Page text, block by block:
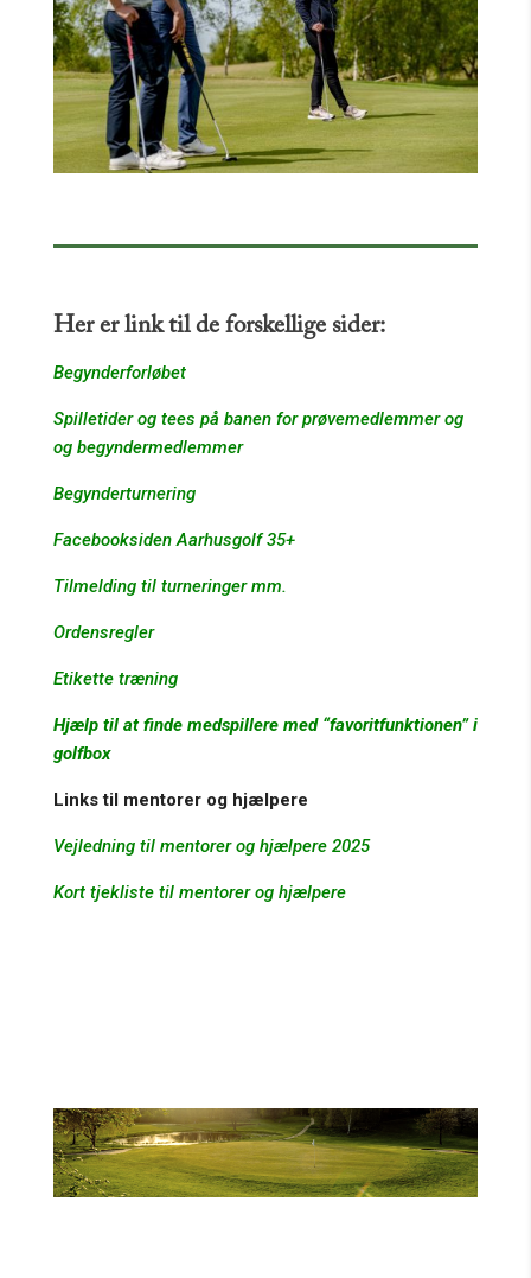
Her er link til de forskellige sider:
Begynderforløbet
Spilletider og tees på banen for prøvemedlemmer og
og begyndermedlemmer
Begynderturnering
Facebooksiden Aarhusgolf 35+
Tilmelding til turneringer mm.
Ordensregler
Etikette træning
Hjælp til at finde medspillere med “favoritfunktionen” i
golfbox
Links til mentorer og hjælpere
Vejledning til mentorer og hjælpere 2025
Kort tjekliste til mentorer og hjælpere